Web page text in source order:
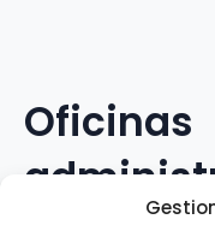
Oficinas